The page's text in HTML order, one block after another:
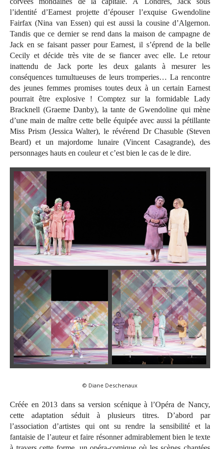
l’identité d’Earnest projette d’épouser l’exquise Gwendoline
Fairfax (Nina van Essen) qui est aussi la cousine d’Algernon.
Tandis que ce dernier se rend dans la maison de campagne de
Jack en se faisant passer pour Earnest, il s’éprend de la belle
Cecily et décide très vite de se fiancer avec elle. Le retour
inattendu de Jack porte les deux galants à mesurer les
conséquences tumultueuses de leurs tromperies… La rencontre
des jeunes femmes promises toutes deux à un certain Earnest
pourrait être explosive ! Comptez sur la formidable Lady
Bracknell (Graeme Danby), la tante de Gwendoline qui mène
d’une main de maître cette belle équipée avec aussi la pétillante
Miss Prism (Jessica Walter), le révérend Dr Chasuble (Steven
Beard) et un majordome lunaire (Vincent Casagrande), des
personnages hauts en couleur et c’est bien le cas de le dire.
© Diane Deschenaux
Créée en 2013 dans sa version scénique à l’Opéra de Nancy,
cette adaptation séduit à plusieurs titres. D’abord par
l’association d’artistes qui ont su rendre la sensibilité et la
fantaisie de l’auteur et faire résonner admirablement bien le texte